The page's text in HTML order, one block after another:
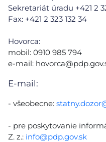
Sekretariát úradu +421 2
Fax: +421 2 323 132 34
Hovorca:
mobil: 0910 985 794
e-mail:
E-mail:
- všeobecne:
- pre poskytovanie
Z. z.: info@pdp.gov.sk